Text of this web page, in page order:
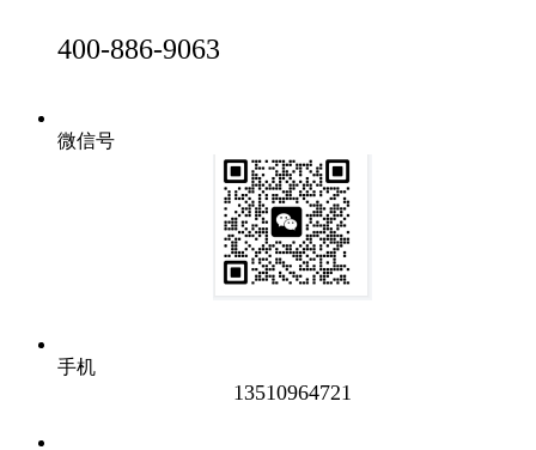
400-886-9063
微信号
手机
13510964721